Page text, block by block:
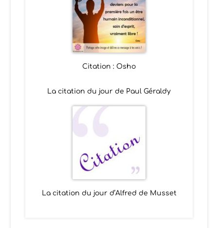
Citation : Osho
La citation du jour de Paul Géraldy
La citation du jour d’Alfred de Musset